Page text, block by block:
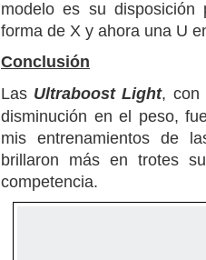
modelo es su
forma de X y ahora una U
Conclusión
Las Ultraboost Light, con
disminución en el peso,
mis entrenamientos de
brillaron más en trotes
competencia.